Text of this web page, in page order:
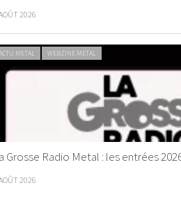
2026
METAL WEBZINE METAL
Grosse Radio Metal : les entrées
2026